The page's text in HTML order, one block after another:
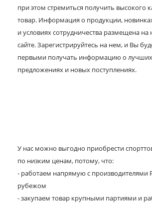
при этом стремиться получить высокого
товар. Информация о продукции,
и условиях сотрудничества размещена
сайте. Зарегистрируйтесь на нем, и Вы
первыми получать информацию о лучших
предложениях и новых поступлениях.
У нас можно выгодно приобрести
по низким ценам, потому, что:
- работаем напрямую с производителями
рубежом
- закупаем товар крупными партиями и